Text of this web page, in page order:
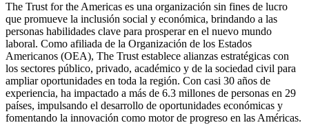
The Trust for the Americas es una organización sin fines de lucro
que promueve la inclusión social y económica, brindando a las
personas habilidades clave para prosperar en el nuevo mundo
laboral. Como afiliada de la Organización de los Estados
Americanos (OEA), The Trust establece alianzas estratégicas con
los sectores público, privado, académico y de la sociedad civil para
ampliar oportunidades en toda la región. Con casi 30 años de
experiencia, ha impactado a más de 6.3 millones de personas en 29
países, impulsando el desarrollo de oportunidades económicas y
fomentando la innovación como motor de progreso en las Américas.